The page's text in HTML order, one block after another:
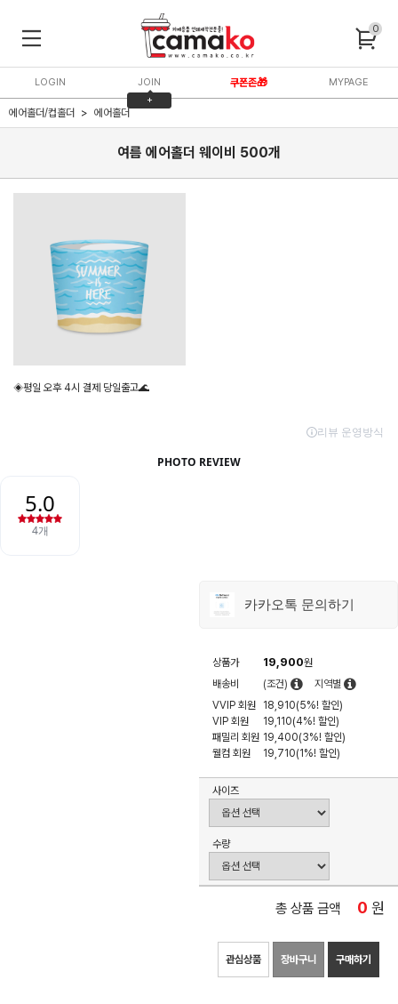
0
LOGIN
JOIN
+
쿠폰존🎁 MYPAGE
에어홀더/컵홀더 에어홀더
여름 에어홀더 웨이비 500개
◈평일 오후 4시 결제 당일출고🌊
카카오톡 문의하기
상품가 19,900원
배송비
(조건)
지역별
VVIP 회원
18,910(5%! 할인)
VIP 회원
19,110(4%! 할인)
패밀리 회원 19,400(3%! 할인)
웰컴 회원
19,710(1%! 할인)
사이즈
수량
총 상품 금액 0 원
관심상품 장바구니 구매하기